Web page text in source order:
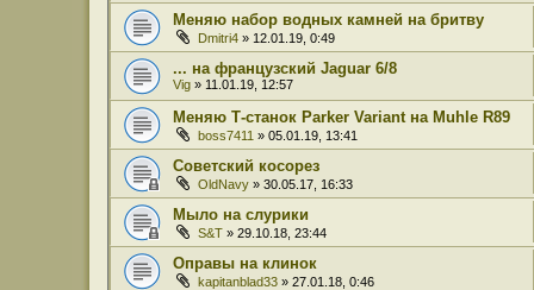
Меняю набор водных камней на бритву
Dmitri4 » 12.01.19, 0:49
... на французский Jaguar 6/8
Vig » 11.01.19, 12:57
Меняю Т-станок Parker Variant на Muhle R89
boss7411 » 05.01.19, 13:41
Советский косорез
OldNavy » 30.05.17, 16:33
Мыло на слурики
S&T » 29.10.18, 23:44
Оправы на клинок
kapitanblad33 » 27.01.18, 0:46